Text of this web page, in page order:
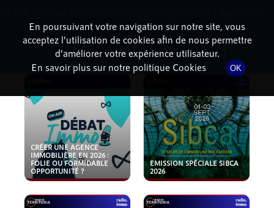
PODCASTS
CRÉER UNE AGENCE
IMMOBILIÈRE EN 2026 :
FOLIE OU FORMIDABLE
OPPORTUNITÉ ?
EMISSION SPÉCIALE SIBCA
2026
En poursuivant votre navigation sur notre site, vous
acceptez l’utilisation de cookies afin de nous permettre
d’améliorer votre expérience utilisateur.
En savoir plus sur notre politique Cookies
OK
dessous pour l'installer.
Non merci Télécharger l'application